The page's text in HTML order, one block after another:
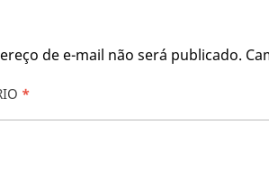
de e-mail não será publicado.
*